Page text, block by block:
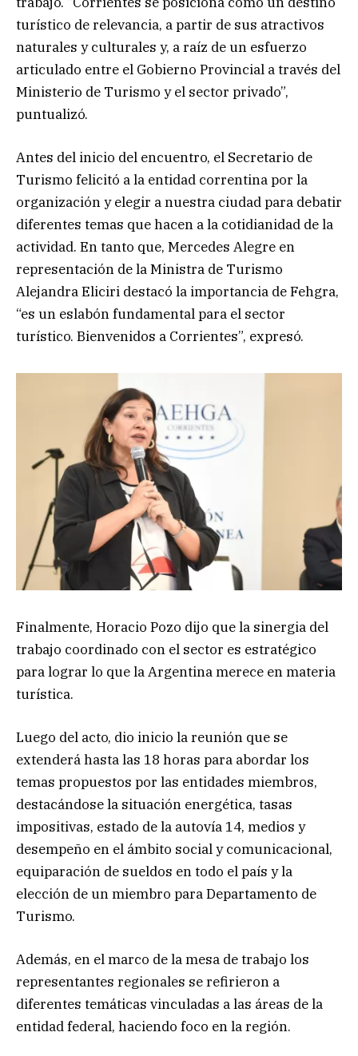
turístico de relevancia, a partir de sus atractivos
naturales y culturales y, a raíz de un esfuerzo
articulado entre el Gobierno Provincial a través del
Ministerio de Turismo y el sector privado”,
puntualizó.
Antes del inicio del encuentro, el Secretario de
Turismo felicitó a la entidad correntina por la
organización y elegir a nuestra ciudad para debatir
diferentes temas que hacen a la cotidianidad de la
actividad. En tanto que, Mercedes Alegre en
representación de la Ministra de Turismo
Alejandra Eliciri destacó la importancia de Fehgra,
“es un eslabón fundamental para el sector
turístico. Bienvenidos a Corrientes”, expresó.
Finalmente, Horacio Pozo dijo que la sinergia del
trabajo coordinado con el sector es estratégico
para lograr lo que la Argentina merece en materia
turística.
Luego del acto, dio inicio la reunión que se
extenderá hasta las 18 horas para abordar los
temas propuestos por las entidades miembros,
destacándose la situación energética, tasas
impositivas, estado de la autovía 14, medios y
desempeño en el ámbito social y comunicacional,
equiparación de sueldos en todo el país y la
elección de un miembro para Departamento de
Turismo.
Además, en el marco de la mesa de trabajo los
representantes regionales se refirieron a
diferentes temáticas vinculadas a las áreas de la
entidad federal, haciendo foco en la región.